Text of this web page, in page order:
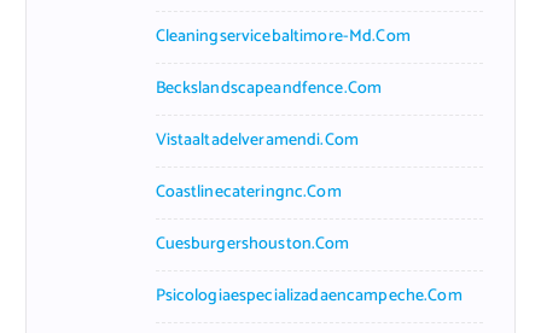
Cleaningservicebaltimore-Md.com
Beckslandscapeandfence.com
Vistaaltadelveramendi.com
Coastlinecateringnc.com
Cuesburgershouston.com
Psicologiaespecializadaencampeche.com